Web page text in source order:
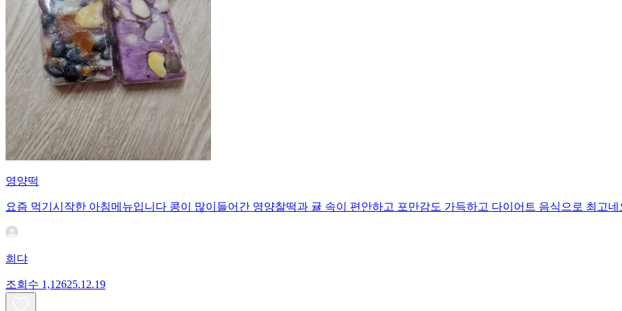
영양떡
요즘 먹기시작한 아침메뉴입니다 콩이 많이들어간 영양찰떡과 귤 속이 편안하고 포만감도 가득하고 다이어트 음식으로 최고네
희댜
조회수 1,12625.12.19